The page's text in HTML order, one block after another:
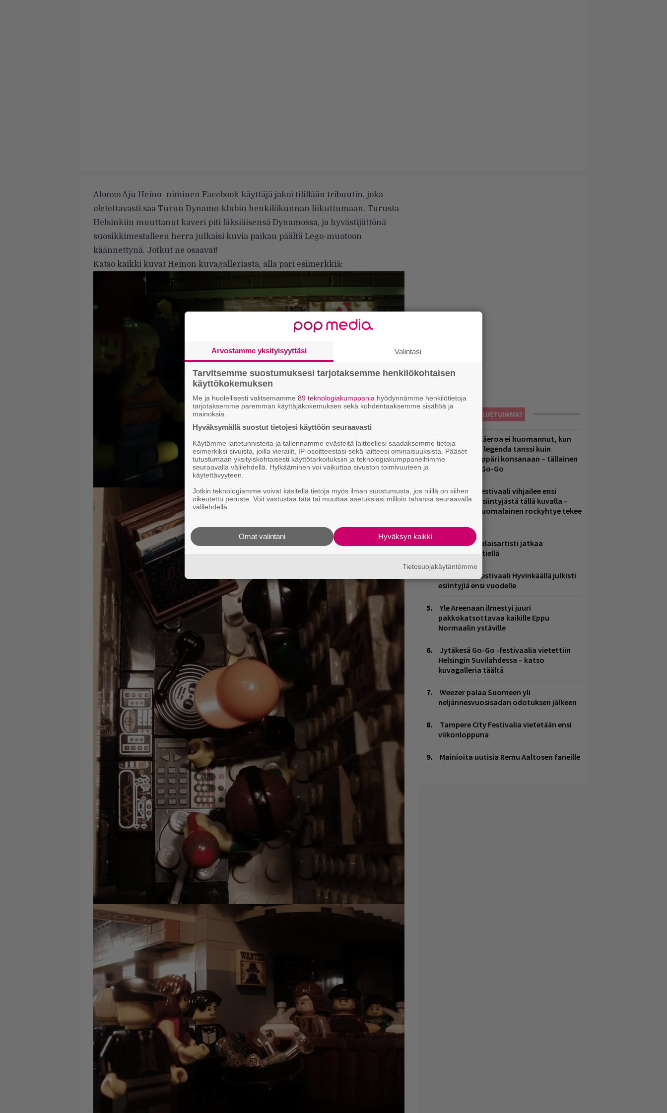
Alonzo Aju Heino -niminen Facebook-käyttäjä jakoi tilillään tribuutin, joka
oletettavasti saa Turun Dynamo-klubin henkilökunnan liikuttumaan. Turusta
Helsinkiin muuttanut kaveri piti läksiäisensä Dynamossa, ja hyvästijättönä
suosikkimestalleen herra julkaisi kuvia paikan päältä Lego-muotoon
käännettynä. Jotkut ne osaavat!
Katso kaikki kuvat Heinon kuvagalleriasta, alla pari esimerkkiä:
LUETUIMMAT
41 vuoden ikäeroa ei huomannut, kun
suomirockin legenda tanssi kuin
elohopea-räppäri konsanaan – tällainen
oli Jytäkesä Go-Go
Helsinkiläisfestivaali vihjailee ensi
vuoden pääesiintyjästä tällä kuvalla –
rakastettu suomalainen rockyhtye tekee
Tämä suomalaisartisti jatkaa
ennätyksien tiellä
Äärimetallifestivaali Hyvinkäällä julkisti
esiintyjiä ensi vuodelle
Yle Areenaan ilmestyi juuri
pakkokatsottavaa kaikille Eppu
Normaalin ystäville
Jytäkesä Go-Go -festivaalia vietettiin
Helsingin Suvilahdessa – katso
kuvagalleria täältä
Weezer palaa Suomeen yli
neljännesvuosisadan odotuksen jälkeen
Tampere City Festivalia vietetään ensi
viikonloppuna
Mainioita uutisia Remu Aaltosen faneille
Arvostamme yksityisyyttäsi Valintasi
Tarvitsemme suostumuksesi tarjotaksemme henkilökohtaisen
käyttökokemuksen
Me ja huolellisesti valitsemamme 89 teknologiakumppania hyödynnämme henkilötietoja
tarjotaksemme paremman käyttäjäkokemuksen sekä kohdentaaksemme sisältöä ja
mainoksia.
Hyväksymällä suostut tietojesi käyttöön seuraavasti
Käytämme laitetunnisteita ja tallennamme evästeitä laitteellesi saadaksemme tietoja
esimerkiksi sivuista, joilla vierailit, IP-osoitteestasi sekä laitteesi ominaisuuksista. Pääset
tutustumaan yksityiskohtaisesti käyttötarkoituksiin ja teknologiakumppaneihimme
seuraavalla välilehdellä. Hylkääminen voi vaikuttaa sivuston toimivuuteen ja
käytettävyyteen.
Jotkin teknologiamme voivat käsitellä tietoja myös ilman suostumusta, jos niillä on siihen
oikeutettu peruste. Voit vastustaa tätä tai muuttaa asetuksiasi milloin tahansa seuraavalla
välilehdellä.
Hyväksyn kaikki
Omat valintani
Tietosuojakäytäntömme